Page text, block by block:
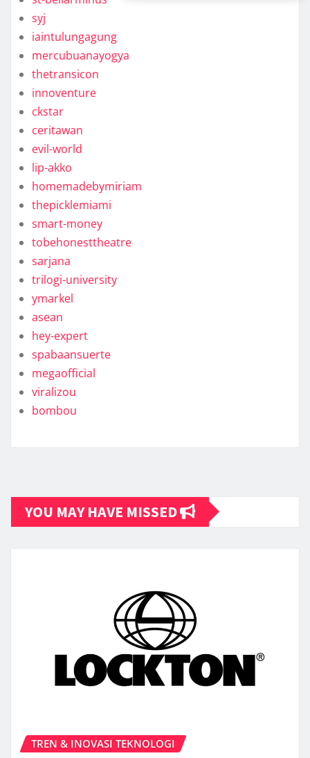
syj
iaintulungagung
mercubuanayogya
thetransicon
innoventure
ckstar
ceritawan
evil-world
lip-akko
homemadebymiriam
thepicklemiami
smart-money
tobehonesttheatre
sarjana
trilogi-university
ymarkel
asean
hey-expert
spabaansuerte
megaofficial
viralizou
bombou
YOU MAY HAVE MISSED
TREN & INOVASI TEKNOLOGI